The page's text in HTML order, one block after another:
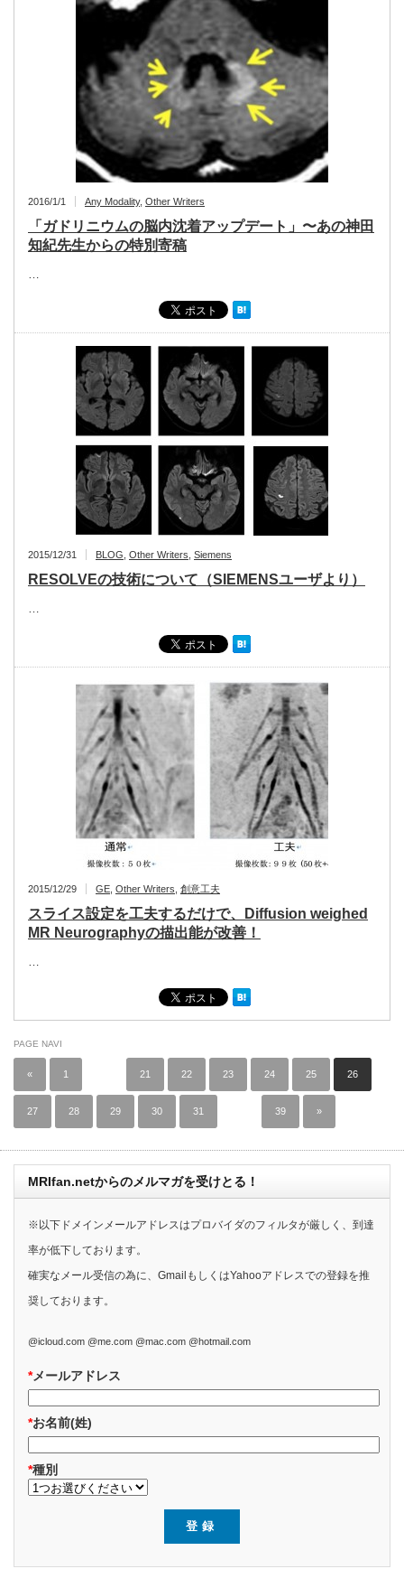
2016/1/1 Any Modality, Other Writers
「ガドリニウムの脳内沈着アップデート」〜あの神田
知紀先生からの特別寄稿
…
2015/12/31 BLOG Other Writers Siemens
RESOLVEの技術について（SIEMENSユーザより）
…
2015/12/29 GE Other Writers 創意工夫
スライス設定を工夫するだけで、Diffusion weighed
MR Neurographyの描出能が改善！
…
PAGE NAVI
« 1 21 22 23 24 25 26
27 28 29 30 31 39 »
MRIfan.netからのメルマガを受けとる！
※以下ドメインメールアドレスはプロバイダのフィルタが厳しく、到達
率が低下しております。
確実なメール受信の為に、GmailもしくはYahooアドレスでの登録を推
奨しております。
@icloud.com @me.com @mac.com @hotmail.com
*メールアドレス
*お名前(姓)
*種別